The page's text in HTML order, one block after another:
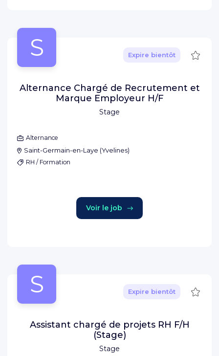
S
Stage
Expire bientôt
Alternance Chargé de Recrutement et
Marque Employeur H/F
Alternance
Saint-Germain-en-Laye (Yvelines)
RH / Formation
Voir le job
S
Stage
Expire bientôt
Assistant chargé de projets RH F/H
(Stage)